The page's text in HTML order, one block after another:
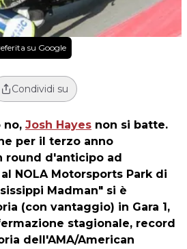
su Google
Condividi su
no, Josh Hayes non si batte.
per il terzo anno
round d'anticipo ad
NOLA Motorsports Park di
Madman" si è
(con vantaggio) in Gara 1,
stagionale, record
dell'AMA/American